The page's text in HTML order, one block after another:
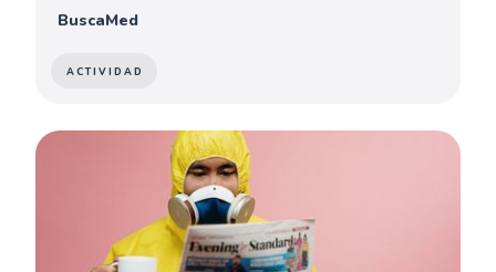
BuscaMed
ACTIVIDAD